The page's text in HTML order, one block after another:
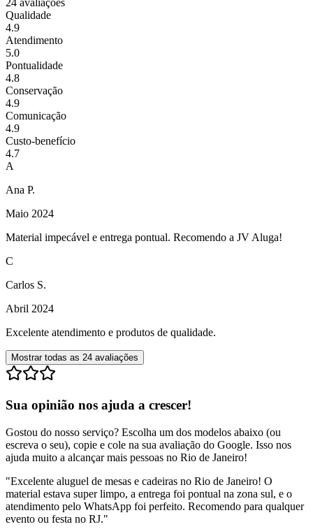
24 avaliações
Qualidade
4.9
Atendimento
5.0
Pontualidade
4.8
Conservação
4.9
Comunicação
4.9
Custo-benefício
4.7
A
Ana P.
Maio 2024
Material impecável e entrega pontual. Recomendo a JV Aluga!
C
Carlos S.
Abril 2024
Excelente atendimento e produtos de qualidade.
Mostrar todas as 24 avaliações
Sua opinião nos ajuda a crescer!
Gostou do nosso serviço? Escolha um dos modelos abaixo (ou
escreva o seu), copie e cole na sua avaliação do Google. Isso nos
ajuda muito a alcançar mais pessoas no Rio de Janeiro!
"Excelente aluguel de mesas e cadeiras no Rio de Janeiro! O
material estava super limpo, a entrega foi pontual na zona sul, e o
atendimento pelo WhatsApp foi perfeito. Recomendo para qualquer
evento ou festa no RJ."